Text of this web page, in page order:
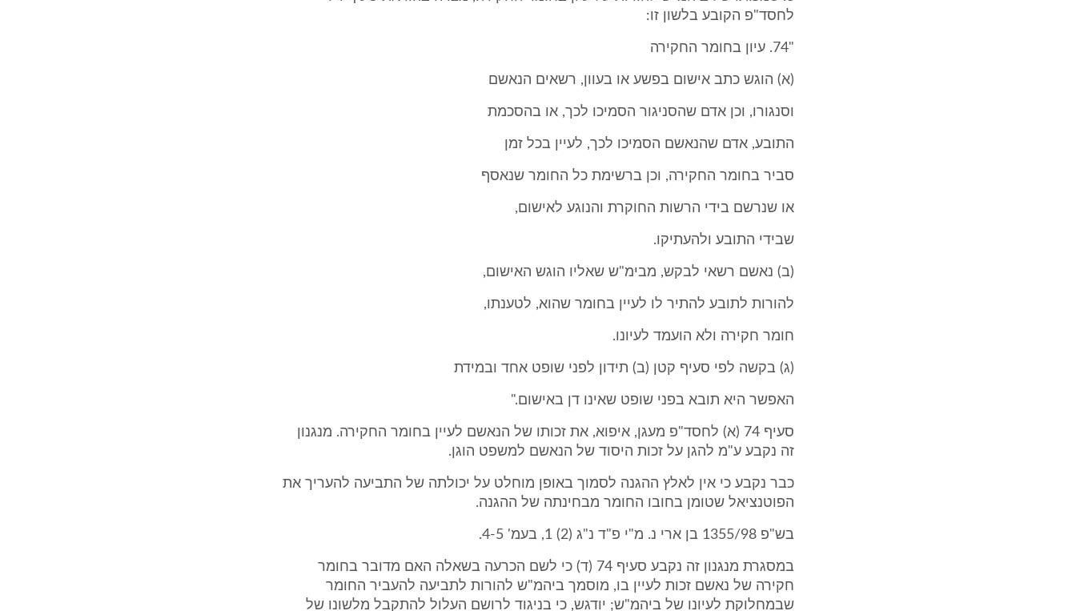
לחסד"פ הקובע בלשון זו:
"74. עיון בחומר החקירה
(א) הוגש כתב אישום בפשע או בעוון, רשאים הנאשם
וסנגורו, וכן אדם שהסניגור הסמיכו לכך, או בהסכמת
התובע, אדם שהנאשם הסמיכו לכך, לעיין בכל זמן
סביר בחומר החקירה, וכן ברשימת כל החומר שנאסף
או שנרשם בידי הרשות החוקרת והנוגע לאישום,
שבידי התובע ולהעתיקו.
(ב) נאשם רשאי לבקש, מבימ"ש שאליו הוגש האישום,
להורות לתובע להתיר לו לעיין בחומר שהוא, לטענתו,
חומר חקירה ולא הועמד לעיונו.
(ג) בקשה לפי סעיף קטן (ב) תידון לפני שופט אחד ובמידת
האפשר היא תובא בפני שופט שאינו דן באישום."
סעיף 74 (א) לחסד"פ מעגן, איפוא, את זכותו של הנאשם לעיין בחומר החקירה. מנגנון
זה נקבע ע"מ להגן על זכות היסוד של הנאשם למשפט הוגן.
כבר נקבע כי אין לאלץ ההגנה לסמוך באופן מוחלט על יכולתה של התביעה להעריך את
הפוטנציאל שטומן בחובו החומר מבחינתה של ההגנה.
בש"פ 1355/98 בן ארי נ. מ"י פ"ד נ"ג (2) 1, בעמ' 4-5.
במסגרת מנגנון זה נקבע סעיף 74 (ד) כי לשם הכרעה בשאלה האם מדובר בחומר
חקירה של נאשם זכות לעיין בו, מוסמך ביהמ"ש להורות לתביעה להעביר החומר
שבמחלוקת לעיונו של ביהמ"ש; יודגש, כי בניגוד לרושם העלול להתקבל מלשונו של